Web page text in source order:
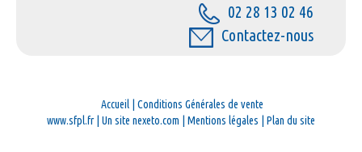
02 28 13 02 46
Contactez-nous
Accueil | Conditions Générales de vente
www.sfpl.fr| Un site nexeto.com | Mentions légales | Plan du site